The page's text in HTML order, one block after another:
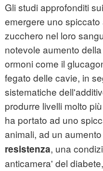
Gli studi approfonditi
emergere uno
zucchero nel loro
notevole aumento
ormoni come il
fegato delle cavie, in
sistematiche
produrre livelli molto
ha portato ad uno
animali, ad un
resistenza, una
anticamera' del diabete,